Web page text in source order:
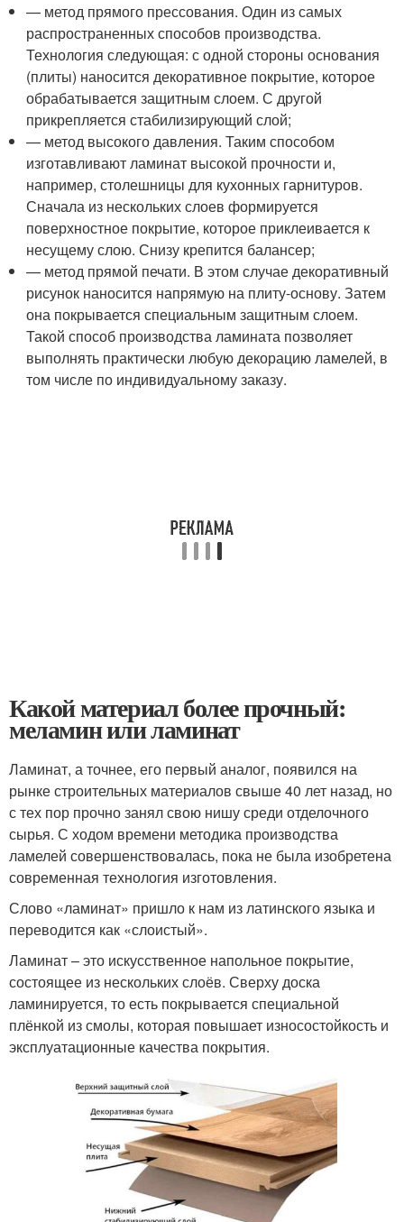
— метод прямого прессования. Один из самых
распространенных способов производства.
Технология следующая: с одной стороны основания
(плиты) наносится декоративное покрытие, которое
обрабатывается защитным слоем. С другой
прикрепляется стабилизирующий слой;
— метод высокого давления. Таким способом
изготавливают ламинат высокой прочности и,
например, столешницы для кухонных гарнитуров.
Сначала из нескольких слоев формируется
поверхностное покрытие, которое приклеивается к
несущему слою. Снизу крепится балансер;
— метод прямой печати. В этом случае декоративный
рисунок наносится напрямую на плиту-основу. Затем
она покрывается специальным защитным слоем.
Такой способ производства ламината позволяет
выполнять практически любую декорацию ламелей, в
том числе по индивидуальному заказу.
Какой материал более прочный:
меламин или ламинат
Ламинат, а точнее, его первый аналог, появился на
рынке строительных материалов свыше 40 лет назад, но
с тех пор прочно занял свою нишу среди отделочного
сырья. С ходом времени методика производства
ламелей совершенствовалась, пока не была изобретена
современная технология изготовления.
Слово «ламинат» пришло к нам из латинского языка и
переводится как «слоистый».
Ламинат – это искусственное напольное покрытие,
состоящее из нескольких слоёв. Сверху доска
ламинируется, то есть покрывается специальной
плёнкой из смолы, которая повышает износостойкость и
эксплуатационные качества покрытия.